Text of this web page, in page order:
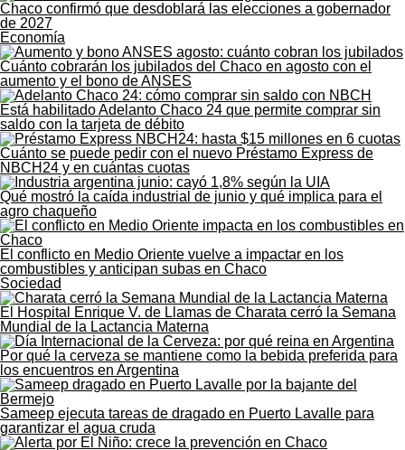
Chaco confirmó que desdoblará las elecciones a gobernador
de 2027
Economía
Cuánto cobrarán los jubilados del Chaco en agosto con el
aumento y el bono de ANSES
Está habilitado Adelanto Chaco 24 que permite comprar sin
saldo con la tarjeta de débito
Cuánto se puede pedir con el nuevo Préstamo Express de
NBCH24 y en cuántas cuotas
Qué mostró la caída industrial de junio y qué implica para el
agro chaqueño
El conflicto en Medio Oriente vuelve a impactar en los
combustibles y anticipan subas en Chaco
Sociedad
El Hospital Enrique V. de Llamas de Charata cerró la Semana
Mundial de la Lactancia Materna
Por qué la cerveza se mantiene como la bebida preferida para
los encuentros en Argentina
Sameep ejecuta tareas de dragado en Puerto Lavalle para
garantizar el agua cruda